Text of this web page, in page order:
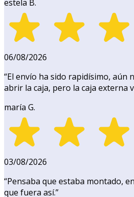
estela B.
06/08/2026
“El envío ha sido rapidísimo, aún
abrir la caja, pero la caja externa
maría G.
03/08/2026
“Pensaba que estaba montado,
que fuera así.”